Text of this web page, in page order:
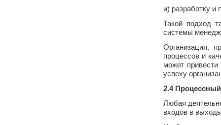
и) разработку и
Такой подход
системы
Организация,
процессов и
может привести
успеху
2.4
Любая
входов в